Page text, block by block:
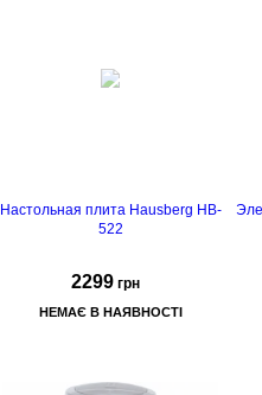
Настольная плита Hausberg HB-
522
2299 грн
НЕМАЄ В НАЯВНОСТІ